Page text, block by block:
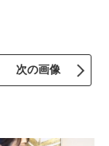
次の画像